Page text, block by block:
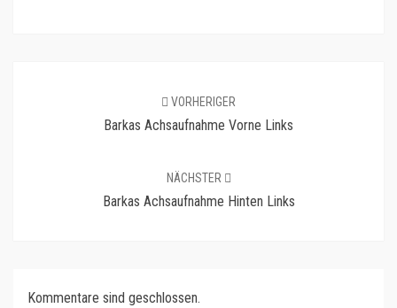
VORHERIGER
Barkas Achsaufnahme Vorne Links
NÄCHSTER
Barkas Achsaufnahme Hinten Links
Kommentare sind geschlossen.